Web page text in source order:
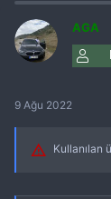
AGA
9 Ağu 2022
Kullanılan